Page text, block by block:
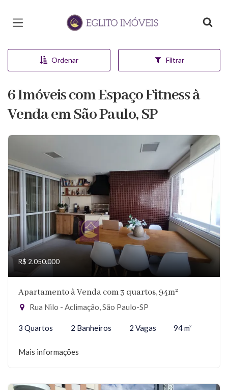
Página inicial
Ordenar Filtrar
6 Imóveis com Espaço Fitness à
Venda em São Paulo, SP
R$ 2.050.000
Apartamento à Venda com 3 quartos, 94m²
Rua Nilo - Aclimação, São Paulo-SP
3 Quartos 2 Banheiros 2 Vagas 94 m²
Mais informações